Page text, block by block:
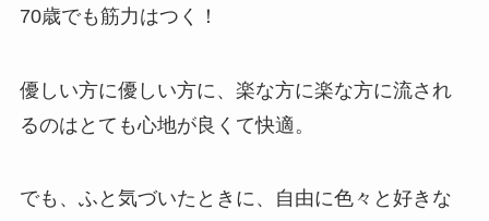
70歳でも筋力はつく！
優しい方に優しい方に、楽な方に楽な方に流され
るのはとても心地が良くて快適。
でも、ふと気づいたときに、自由に色々と好きな